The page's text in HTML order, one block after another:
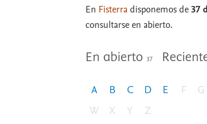
En Fisterradisponemos de37
consultarse en abierto.
En abierto 37
A B C D E F G
W
X Y Z